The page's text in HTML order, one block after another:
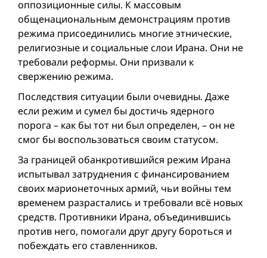
оппозиционные силы. К массовым
общенациональным демонстрациям против
режима присоединились многие этнические,
религиозные и социальные слои Ирана. Они не
требовали реформы. Они призвали к
свержению режима.
Последствия ситуации были очевидны. Даже
если режим и сумел бы достичь ядерного
порога – как бы тот ни был определен, – он не
смог бы воспользоваться своим статусом.
За границей обанкротившийся режим Ирана
испытывал затруднения с финансированием
своих марионеточных армий, чьи вой­ны тем
временем разрастались и требовали всё новых
средств. Противники Ирана, объединившись
против него, помогали друг другу бороться и
побеждать его ставленников.